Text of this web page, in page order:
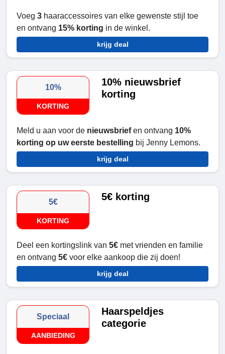
Voeg 3 haaraccessoires van elke gewenste stijl toe
en ontvang 15% korting in de winkel.
krijg deal
10%
KORTING
10% nieuwsbrief
korting
Meld u aan voor de nieuwsbriefen ontvang 10%
korting op uw eerste bestelling bij Jenny Lemons.
krijg deal
5€
KORTING
5€ korting
Deel een kortingslink van 5€ met vrienden en familie
en ontvang 5€ voor elke aankoop die zij doen!
krijg deal
Speciaal
AANBIEDING
Haarspeldjes
categorie